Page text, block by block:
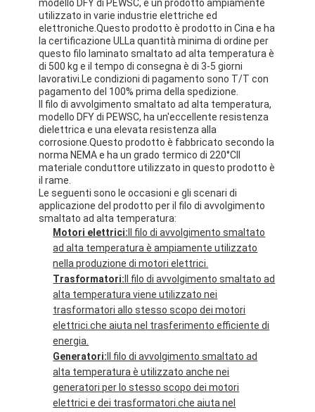
Chi Siamo
Visita alla fabbrica
Controllo di qualità
Contattaci
Notizie
Casi
Chiedi un preventivo
filtro di rame rotondo smaltato
Filati di avvolgimento in rame smaltato
Filati di rame isolati con smalto
Cavi magnetici di smalto
Filtro di rame piatto smaltato
modello DFY di PEWSC, è un prodotto ampiamente
utilizzato in varie industrie elettriche ed
elettroniche.Questo prodotto è prodotto in Cina e ha
la certificazione ULLa quantità minima di ordine per
questo filo laminato smaltato ad alta temperatura è
di 500 kg e il tempo di consegna è di 3-5 giorni
lavorativi.Le condizioni di pagamento sono T/T con
pagamento del 100% prima della spedizione.
Il filo di avvolgimento smaltato ad alta temperatura,
modello DFY di PEWSC, ha un'eccellente resistenza
dielettrica e una elevata resistenza alla
corrosione.Questo prodotto è fabbricato secondo la
norma NEMA e ha un grado termico di 220°CIl
materiale conduttore utilizzato in questo prodotto è
il rame.
Le seguenti sono le occasioni e gli scenari di
applicazione del prodotto per il filo di avvolgimento
smaltato ad alta temperatura:
Motori elettrici: Il filo di avvolgimento smaltato
ad alta temperatura è ampiamente utilizzato
nella produzione di motori elettrici.
Trasformatori: Il filo di avvolgimento smaltato ad
alta temperatura viene utilizzato nei
trasformatori allo stesso scopo dei motori
elettrici.che aiuta nel trasferimento efficiente di
energia.
Generatori: Il filo di avvolgimento smaltato ad
alta temperatura è utilizzato anche nei
generatori per lo stesso scopo dei motori
elettrici e dei trasformatori.che aiuta nel